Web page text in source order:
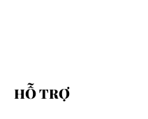
HỖ TRỢ